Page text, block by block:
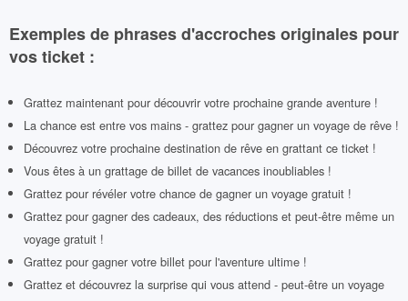
Exemples de phrases d'accroches originales pour
vos ticket :
Grattez maintenant pour découvrir votre prochaine grande aventure !
La chance est entre vos mains - grattez pour gagner un voyage de rêve !
Découvrez votre prochaine destination de rêve en grattant ce ticket !
Vous êtes à un grattage de billet de vacances inoubliables !
Grattez pour révéler votre chance de gagner un voyage gratuit !
Grattez pour gagner des cadeaux, des réductions et peut-être même un
voyage gratuit !
Grattez pour gagner votre billet pour l'aventure ultime !
Grattez et découvrez la surprise qui vous attend - peut-être un voyage